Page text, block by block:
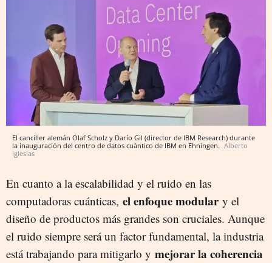
El canciller alemán Olaf Scholz y Darío Gil (director de IBM Research) durante
la inauguración del centro de datos cuántico de IBM en Ehningen. Alberto
Iglesias
En cuanto a la escalabilidad y el ruido en las
computadoras cuánticas, el enfoque modular y el
diseño de productos más grandes son cruciales. Aunque
el ruido siempre será un factor fundamental, la industria
está trabajando para mitigarlo y mejorar la coherencia